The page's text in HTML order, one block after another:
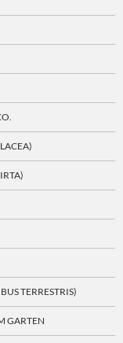
TERRESTRIS)
GARTEN